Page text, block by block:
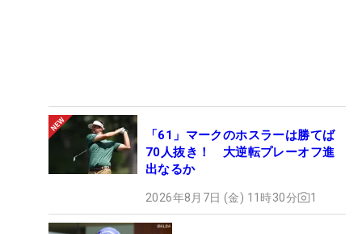
「61」マークのホスラーは勝てば
70人抜き！ 大逆転プレーオフ進
出なるか
2026年8月7日 (金) 11時30分 1